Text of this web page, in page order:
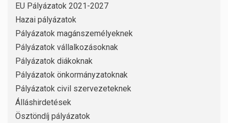
EU Pályázatok 2021-2027
Hazai pályázatok
Pályázatok magánszemélyeknek
Pályázatok vállalkozásoknak
Pályázatok diákoknak
Pályázatok önkormányzatoknak
Pályázatok civil szervezeteknek
Álláshirdetések
Ösztöndíj pályázatok